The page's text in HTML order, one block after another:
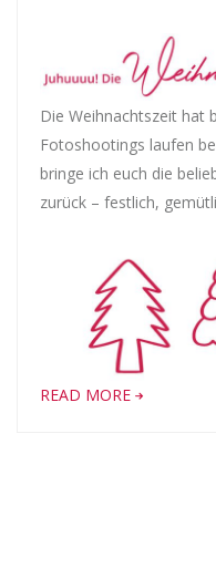
Die Weihnachtszeit hat
Fotoshootings laufen
bringe ich euch die
zurück – festlich,
READ MORE